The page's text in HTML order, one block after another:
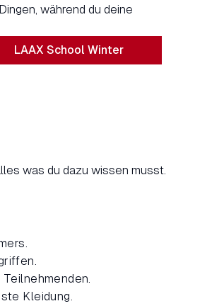
während du deine
LAAX School Winter
was du dazu wissen musst.
Kleidung.